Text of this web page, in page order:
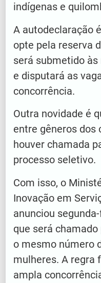
indígenas e
A autodeclaração
opte pela reserva
será submetido
e disputará as
concorrência.
Outra novidade é
entre gêneros dos
houver chamada
processo seletivo.
Com isso, o
Inovação em
anunciou
que será
o mesmo número
mulheres. A regra
ampla